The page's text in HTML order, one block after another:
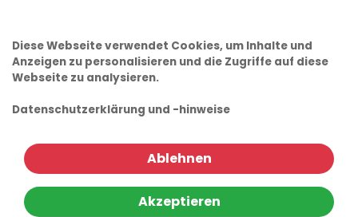
Diese Webseite verwendet Cookies, um Inhalte und
Anzeigen zu personalisieren und die Zugriffe auf diese
Webseite zu analysieren.
Datenschutzerklärung und -hinweise
Ablehnen
Akzeptieren